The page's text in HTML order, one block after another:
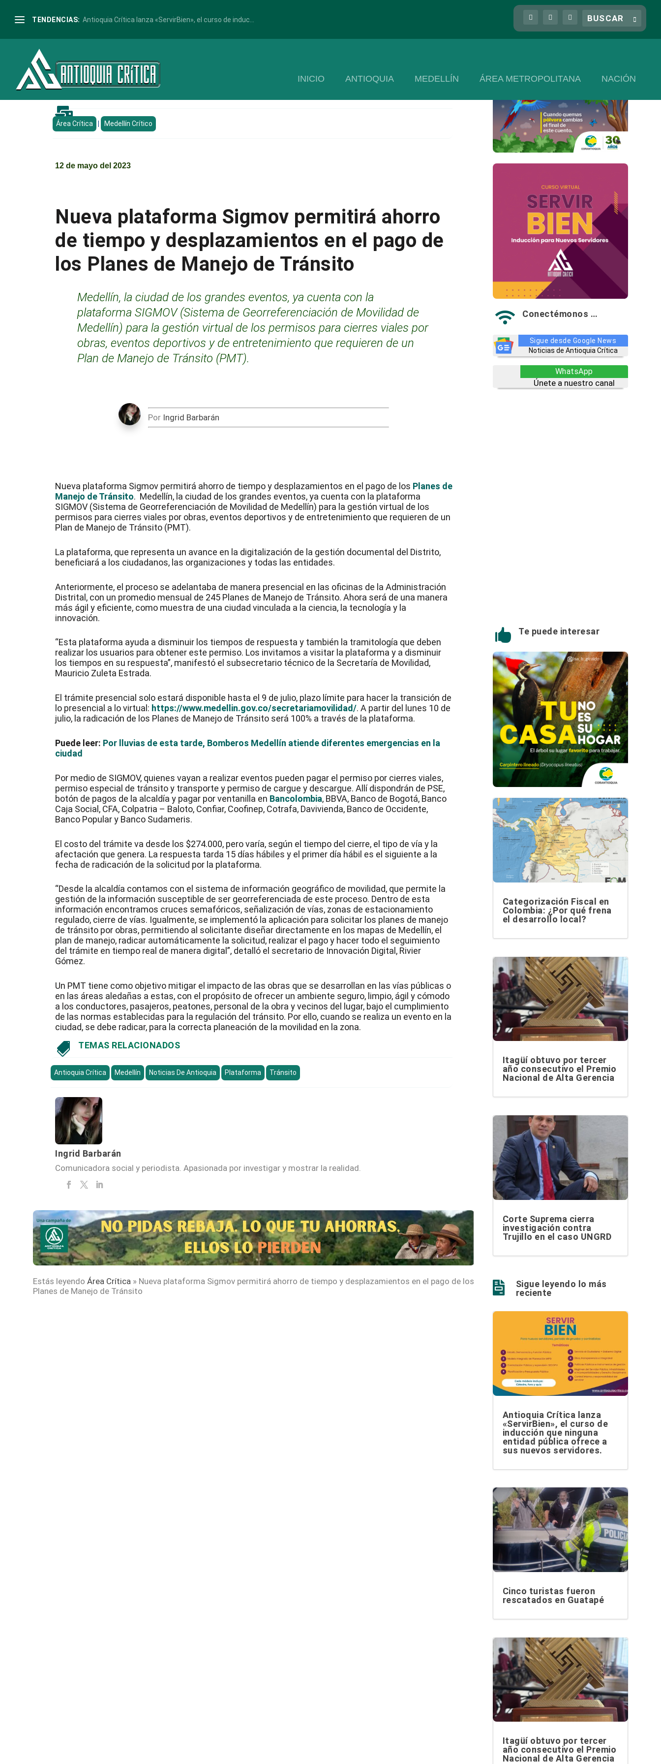
TENDENCIAS: Antioquia Crítica lanza «ServirBien», el curso de induc...
INICIO ANTIOQUIA MEDELLÍN ÁREA METROPOLITANA NACIÓN

Área Crítica Medellín Crítico
12 de mayo del 2023
Nueva plataforma Sigmov permitirá ahorro
de tiempo y desplazamientos en el pago de
los Planes de Manejo de Tránsito
Medellín, la ciudad de los grandes eventos, ya cuenta con la
plataforma SIGMOV (Sistema de Georreferenciación de Movilidad de
Medellín) para la gestión virtual de los permisos para cierres viales por
obras, eventos deportivos y de entretenimiento que requieren de un
Plan de Manejo de Tránsito (PMT).
Por Ingrid Barbarán
Nueva plataforma Sigmov permitirá ahorro de tiempo y desplazamientos en el pago de los Planes de
Manejo de Tránsito. Medellín, la ciudad de los grandes eventos, ya cuenta con la plataforma
SIGMOV (Sistema de Georreferenciación de Movilidad de Medellín) para la gestión virtual de los
permisos para cierres viales por obras, eventos deportivos y de entretenimiento que requieren de un
Plan de Manejo de Tránsito (PMT).
La plataforma, que representa un avance en la digitalización de la gestión documental del Distrito,
beneficiará a los ciudadanos, las organizaciones y todas las entidades.
Anteriormente, el proceso se adelantaba de manera presencial en las oficinas de la Administración
Distrital, con un promedio mensual de 245 Planes de Manejo de Tránsito. Ahora será de una manera
más ágil y eficiente, como muestra de una ciudad vinculada a la ciencia, la tecnología y la
innovación.
“Esta plataforma ayuda a disminuir los tiempos de respuesta y también la tramitología que deben
realizar los usuarios para obtener este permiso. Los invitamos a visitar la plataforma y a disminuir
los tiempos en su respuesta”, manifestó el subsecretario técnico de la Secretaría de Movilidad,
Mauricio Zuleta Estrada.
El trámite presencial solo estará disponible hasta el 9 de julio, plazo límite para hacer la transición de
lo presencial a lo virtual: https://www.medellin.gov.co/secretariamovilidad/. A partir del lunes 10 de
julio, la radicación de los Planes de Manejo de Tránsito será 100% a través de la plataforma.
Puede leer: Por lluvias de esta tarde, Bomberos Medellín atiende diferentes emergencias en la
ciudad
Por medio de SIGMOV, quienes vayan a realizar eventos pueden pagar el permiso por cierres viales,
permiso especial de tránsito y transporte y permiso de cargue y descargue. Allí dispondrán de PSE,
botón de pagos de la alcaldía y pagar por ventanilla en Bancolombia, BBVA, Banco de Bogotá, Banco
Caja Social, CFA, Colpatria – Baloto, Confiar, Coofinep, Cotrafa, Davivienda, Banco de Occidente,
Banco Popular y Banco Sudameris.
El costo del trámite va desde los $274.000, pero varía, según el tiempo del cierre, el tipo de vía y la
afectación que genera. La respuesta tarda 15 días hábiles y el primer día hábil es el siguiente a la
fecha de radicación de la solicitud por la plataforma.
“Desde la alcaldía contamos con el sistema de información geográfico de movilidad, que permite la
gestión de la información susceptible de ser georreferenciada de este proceso. Dentro de esta
información encontramos cruces semafóricos, señalización de vías, zonas de estacionamiento
regulado, cierre de vías. Igualmente, se implementó la aplicación para solicitar los planes de manejo
de tránsito por obras, permitiendo al solicitante diseñar directamente en los mapas de Medellín, el
plan de manejo, radicar automáticamente la solicitud, realizar el pago y hacer todo el seguimiento
del trámite en tiempo real de manera digital”, detalló el secretario de Innovación Digital, Rivier
Gómez.
Un PMT tiene como objetivo mitigar el impacto de las obras que se desarrollan en las vías públicas o
en las áreas aledañas a estas, con el propósito de ofrecer un ambiente seguro, limpio, ágil y cómodo
a los conductores, pasajeros, peatones, personal de la obra y vecinos del lugar, bajo el cumplimiento
de las normas establecidas para la regulación del tránsito. Por ello, cuando se realiza un evento en la
ciudad, se debe radicar, para la correcta planeación de la movilidad en la zona.
 TEMAS RELACIONADOS
Antioquia Crítica Medellín Noticias De Antioquia Plataforma Tránsito
Ingrid Barbarán
Comunicadora social y periodista. Apasionada por investigar y mostrar la realidad.
Estás leyendo Área Crítica » Nueva plataforma Sigmov permitirá ahorro de tiempo y desplazamientos en el pago de los
Planes de Manejo de Tránsito
 Conectémonos …
Sigue desde Google News
Noticias de Antioquia Crítica
WhatsApp
Únete a nuestro canal
 Te puede interesar
Categorización Fiscal en
Colombia: ¿Por qué frena
el desarrollo local?
Itagüí obtuvo por tercer
año consecutivo el Premio
Nacional de Alta Gerencia
Corte Suprema cierra
investigación contra
Trujillo en el caso UNGRD

Sigue leyendo lo más
reciente
Antioquia Crítica lanza
«ServirBien», el curso de
inducción que ninguna
entidad pública ofrece a
sus nuevos servidores.
Cinco turistas fueron
rescatados en Guatapé
Itagüí obtuvo por tercer
año consecutivo el Premio
Nacional de Alta Gerencia